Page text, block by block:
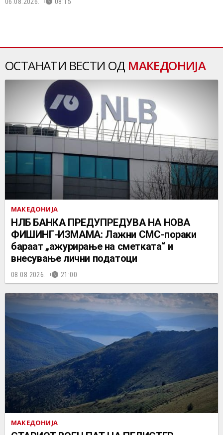
06.08.2026. 08:15
ОСТАНАТИ ВЕСТИ ОД МАКЕДОНИЈА
МАКЕДОНИЈА
НЛБ БАНКА ПРЕДУПРЕДУВА НА НОВА
ФИШИНГ-ИЗМАМА: Лажни СМС-пораки
бараат „ажурирање на сметката“ и
внесување лични податоци
08.08.2026. 21:00
МАКЕДОНИЈА